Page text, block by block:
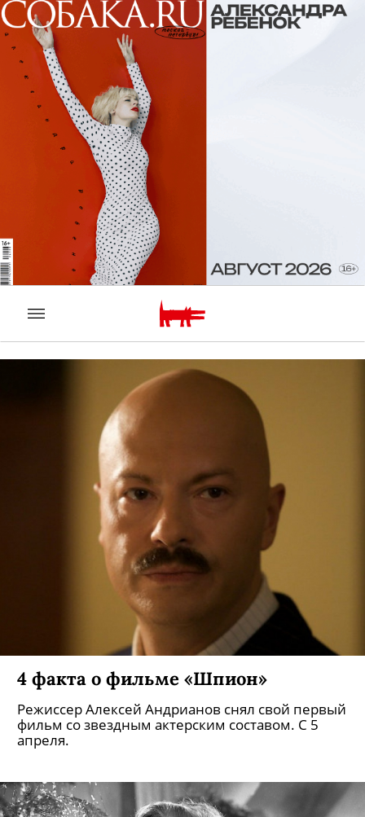
4 факта о фильме «Шпион»
Режиссер Алексей Андрианов снял свой первый
фильм со звездным актерским составом. С 5
апреля.